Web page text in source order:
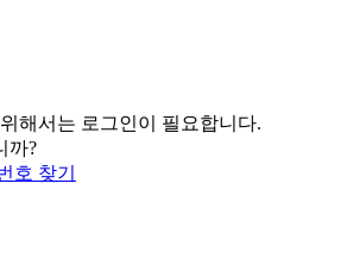
해서는 로그인이 필요합니다.
까?
호 찾기